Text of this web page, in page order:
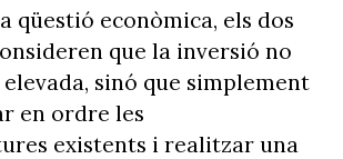
qüestió econòmica, els dos
que la inversió no
elevada, sinó que simplement
en ordre les
existents i realitzar una